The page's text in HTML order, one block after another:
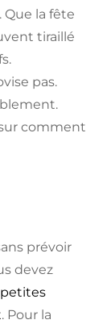
Que la fête
tiraillé
pas.
comment
prévoir
devez
petites
. Pour la